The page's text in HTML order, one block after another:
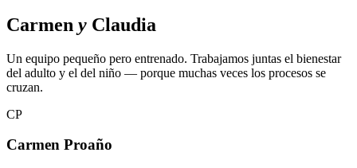
Carmen y Claudia
Un equipo pequeño pero entrenado. Trabajamos juntas el bienestar
del adulto y el del niño — porque muchas veces los procesos se
cruzan.
CP
Carmen Proaño